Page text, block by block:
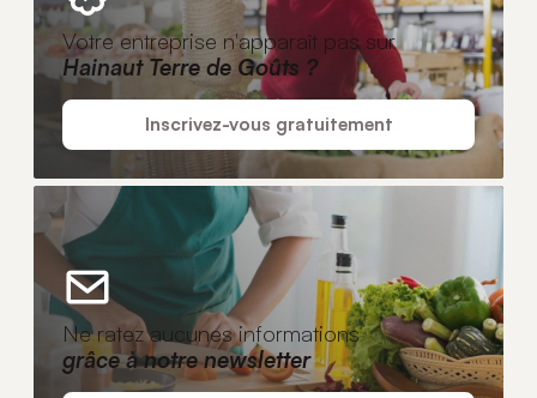
Votre entreprise n'apparaît pas sur
Hainaut Terre de Goûts ?
Inscrivez-vous gratuitement
Ne ratez aucunes informations
grâce à notre newsletter